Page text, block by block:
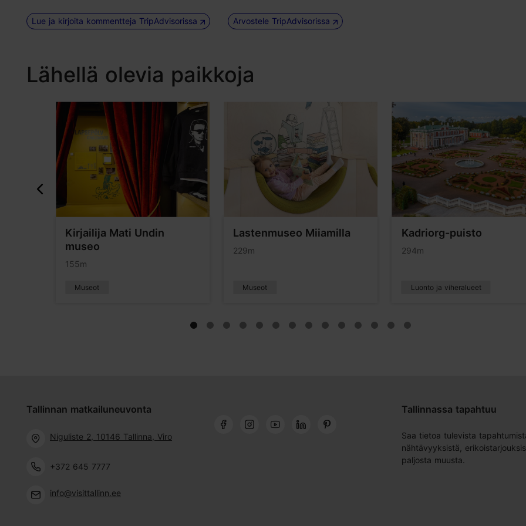
Lue ja kirjoita kommentteja TripAdvisorissa Arvostele TripAdvisorissa
Lähellä olevia paikkoja
Kirjailija Mati Undin
museo
155m
Museot
Lastenmuseo Miiamilla
229m
Museot
Kadriorg-puisto
294m
Luonto ja viheralueet
Tallinnan matkailuneuvonta
Niguliste 2, 10146 Tallinna, Viro
+372 645 7777
info@visittallinn.ee
Tallinnassa tapahtuu
Saa tietoa tulevista
nähtävyyksistä,
paljosta muusta.